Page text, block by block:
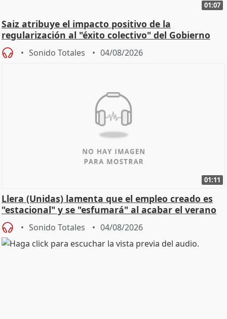
01:07
Saiz atribuye el impacto positivo de la
regularización al "éxito colectivo" del Gobierno
Sonido Totales 04/08/2026
01:11
Llera (Unidas) lamenta que el empleo creado es
"estacional" y se "esfumará" al acabar el verano
Sonido Totales 04/08/2026